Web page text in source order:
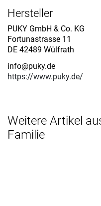
Hersteller
PUKY GmbH & Co. KG
Fortunastrasse 11
DE 42489 Wülfrath
info@puky.de
https://www.puky.de/
Weitere Artikel
Familie